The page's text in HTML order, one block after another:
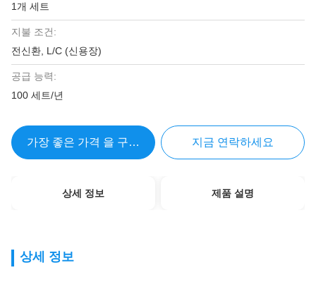
1개 세트
지불 조건:
전신환, L/C (신용장)
공급 능력:
100 세트/년
가장 좋은 가격 을 구하라 지금 연락하세요
상세 정보 제품 설명
상세 정보